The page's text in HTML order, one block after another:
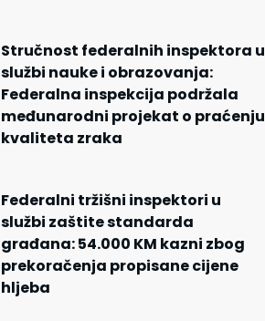
Stručnost federalnih inspektora u
službi nauke i obrazovanja:
Federalna inspekcija podržala
međunarodni projekat o praćenju
kvaliteta zraka
Federalni tržišni inspektori u
službi zaštite standarda
građana: 54.000 KM kazni zbog
prekoračenja propisane cijene
hljeba